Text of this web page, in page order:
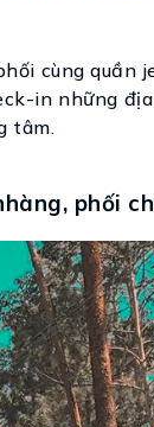
cùng quần
in những
tâm.
phối